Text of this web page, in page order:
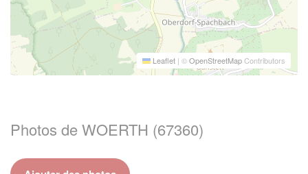
Leaflet | ©OpenStreetMapContributors
Photos de WOERTH (67360)